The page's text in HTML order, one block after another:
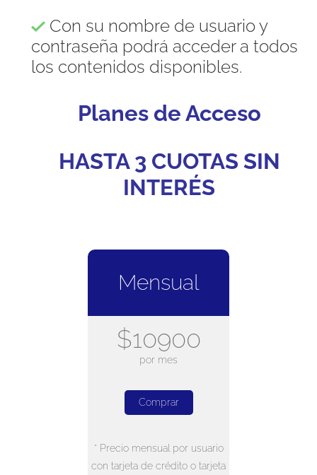
Con su nombre de usuario y
contraseña podrá acceder a todos
los contenidos disponibles.
Planes de Acceso
HASTA 3 CUOTAS SIN
INTERÉS
Mensual
$10900
por mes
Comprar
* Precio mensual por usuario
con tarjeta de crédito o tarjeta